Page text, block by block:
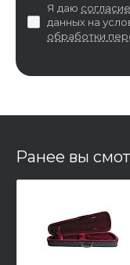
Я даю согласие
данных на
обработки
Ранее вы